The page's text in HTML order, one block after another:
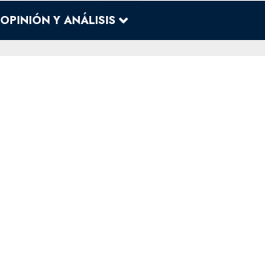
OPINIÓN Y ANÁLISIS